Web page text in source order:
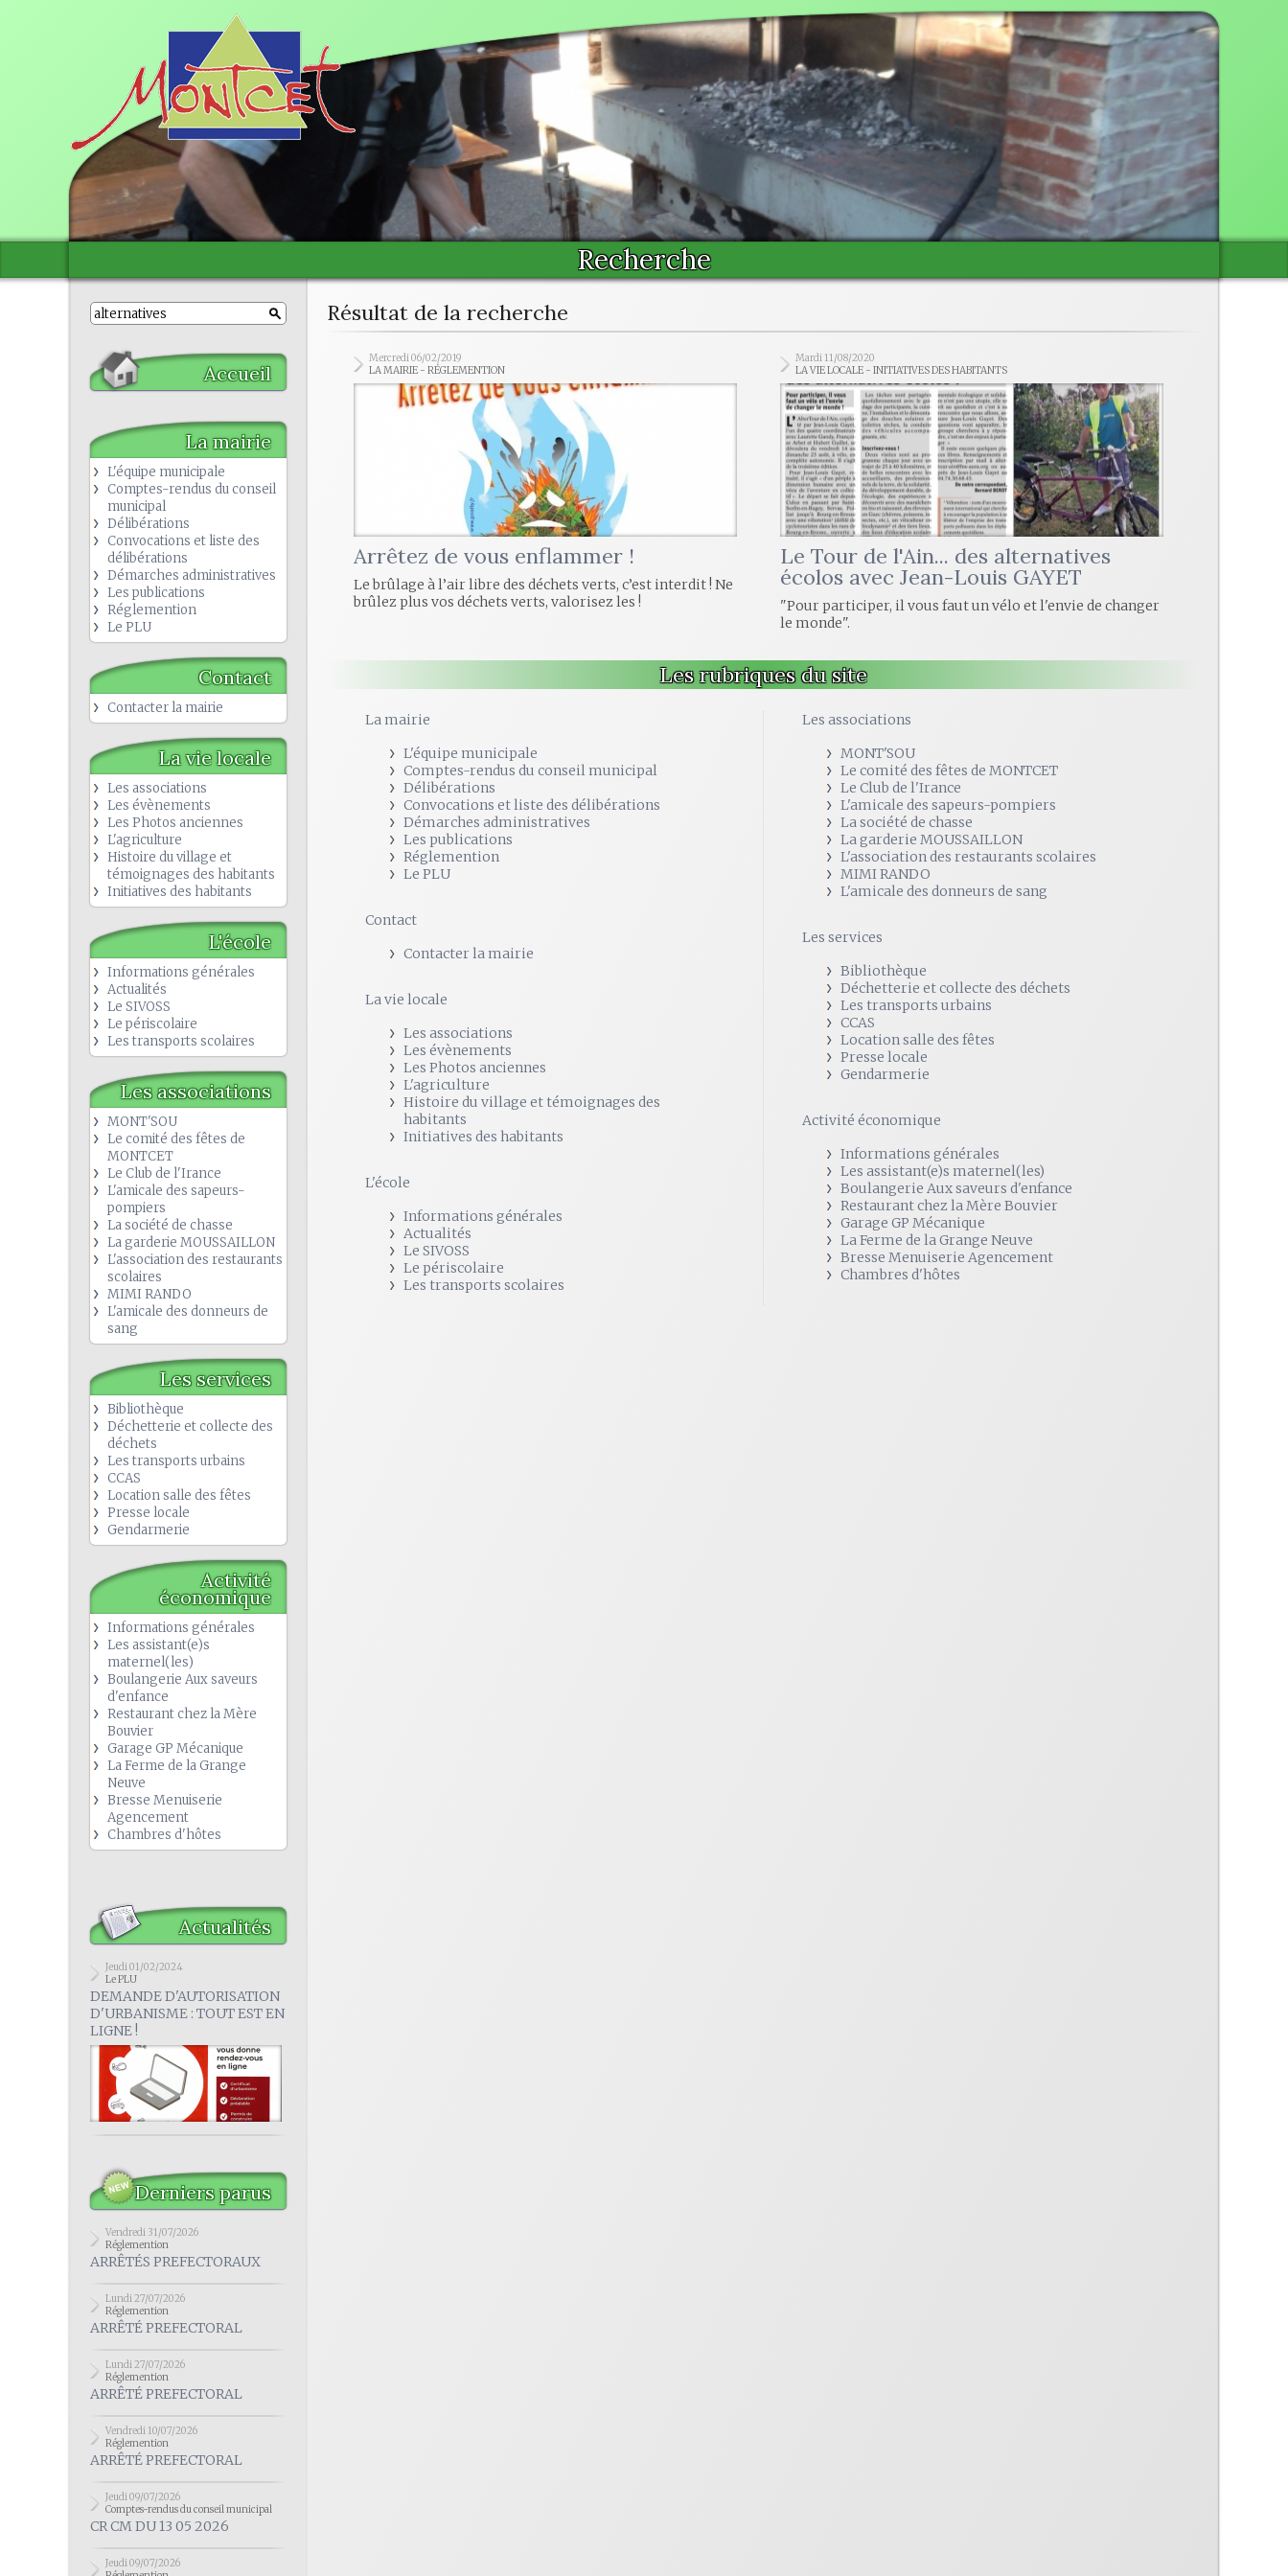
Recherche
Accueil
La mairie
L'équipe municipale
Comptes-rendus du conseil
municipal
Délibérations
Convocations et liste des
délibérations
Démarches administratives
Les publications
Réglemention
Le PLU
Contact
Contacter la mairie
La vie locale
Les associations
Les évènements
Les Photos anciennes
L'agriculture
Histoire du village et
témoignages des habitants
Initiatives des habitants
L'école
Informations générales
Actualités
Le SIVOSS
Le périscolaire
Les transports scolaires
Les associations
MONT'SOU
Le comité des fêtes de
MONTCET
Le Club de l'Irance
L'amicale des sapeurs-
pompiers
La société de chasse
La garderie MOUSSAILLON
L'association des restaurants
scolaires
MIMI RANDO
L'amicale des donneurs de
sang
Les services
Bibliothèque
Déchetterie et collecte des
déchets
Les transports urbains
CCAS
Location salle des fêtes
Presse locale
Gendarmerie
Activité
économique
Informations générales
Les assistant(e)s
maternel(les)
Boulangerie Aux saveurs
d'enfance
Restaurant chez la Mère
Bouvier
Garage GP Mécanique
La Ferme de la Grange
Neuve
Bresse Menuiserie
Agencement
Chambres d'hôtes
Actualités
Jeudi 01/02/2024
Le PLU
DEMANDE D'AUTORISATION
D'URBANISME : TOUT EST EN
LIGNE !
Derniers parus
Vendredi 31/07/2026
Réglemention
ARRÊTÉS PREFECTORAUX
Lundi 27/07/2026
Réglemention
ARRÊTÉ PREFECTORAL
Lundi 27/07/2026
Réglemention
ARRÊTÉ PREFECTORAL
Vendredi 10/07/2026
Réglemention
ARRÊTÉ PREFECTORAL
Jeudi 09/07/2026
Comptes-rendus du conseil municipal
CR CM DU 13 05 2026
Jeudi 09/07/2026
Résultat de la recherche
Mercredi 06/02/2019
LA MAIRIE - RÉGLEMENTION
Arrêtez de vous enflammer !
Le brûlage à l’air libre des déchets verts, c’est interdit ! Ne
brûlez plus vos déchets verts, valorisez les !
Mardi 11/08/2020
LA VIE LOCALE - INITIATIVES DES HABITANTS
Le Tour de l'Ain... des alternatives
écolos avec Jean-Louis GAYET
"Pour participer, il vous faut un vélo et l'envie de changer
le monde".
Les rubriques du site
La mairie
L'équipe municipale
Comptes-rendus du conseil municipal
Délibérations
Convocations et liste des délibérations
Démarches administratives
Les publications
Réglemention
Le PLU
Contact
Contacter la mairie
La vie locale
Les associations
Les évènements
Les Photos anciennes
L'agriculture
Histoire du village et témoignages des
habitants
Initiatives des habitants
L'école
Informations générales
Actualités
Le SIVOSS
Le périscolaire
Les transports scolaires
Les associations
MONT'SOU
Le comité des fêtes de MONTCET
Le Club de l'Irance
L'amicale des sapeurs-pompiers
La société de chasse
La garderie MOUSSAILLON
L'association des restaurants scolaires
MIMI RANDO
L'amicale des donneurs de sang
Les services
Bibliothèque
Déchetterie et collecte des déchets
Les transports urbains
CCAS
Location salle des fêtes
Presse locale
Gendarmerie
Activité économique
Informations générales
Les assistant(e)s maternel(les)
Boulangerie Aux saveurs d'enfance
Restaurant chez la Mère Bouvier
Garage GP Mécanique
La Ferme de la Grange Neuve
Bresse Menuiserie Agencement
Chambres d'hôtes